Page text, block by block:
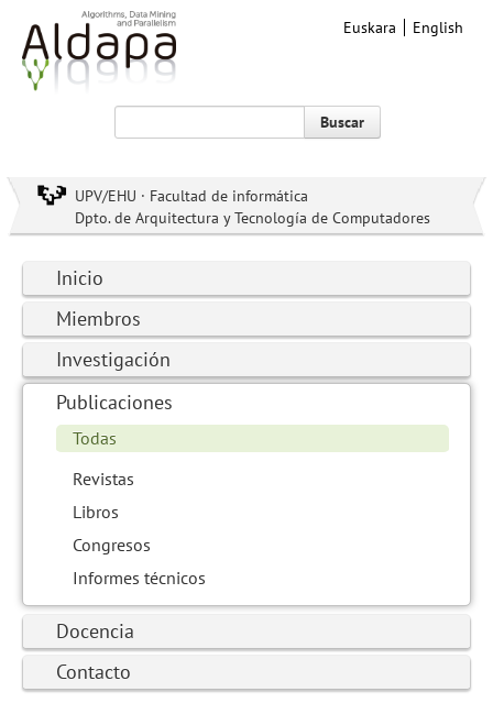
Euskara English
Buscar
UPV/EHU · Facultad de informática
Dpto. de Arquitectura y Tecnología de Computadores
Inicio
Miembros
Investigación
Publicaciones
Todas
Revistas
Libros
Congresos
Informes técnicos
Docencia
Contacto